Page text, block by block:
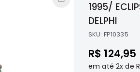
1995/
DELPHI
SKU: FP10335
R$ 124,95
em até 2x de